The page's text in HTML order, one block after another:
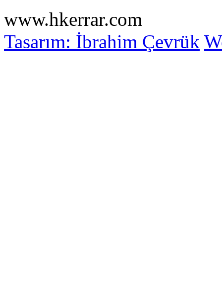
www.hkerrar.com
Tasarım: İbrahim Çevrük